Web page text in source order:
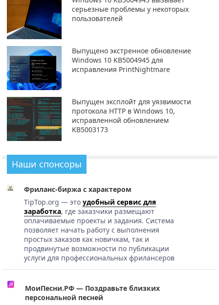
серьезные проблемы у некоторых
пользователей
Выпущено экстренное обновление
Windows 10 KB5004945 для
исправления PrintNightmare
Выпущен эксплойт для уязвимости
протокола HTTP в Windows 10,
исправленной обновлением
KB5003173
Наши спонсоры
Фриланс-биржа с характером
TipTop.org — это удобный сервис для
заработка, где заказчики размещают
оплачиваемые проекты и задания. Система
позволяет начать работу с выполнения
простых заказов как новичкам, так и
продвинутые возможности по публикации
услуги для профессиональных фрилансеров
МоиПесни.РФ — Поздравьте близких
персональной песней